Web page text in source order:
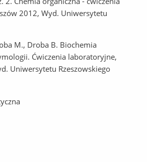
2012, Wyd. Uniwersytetu
M., Droba B. Biochemia
Ćwiczenia laboratoryjne,
Uniwersytetu Rzeszowskiego